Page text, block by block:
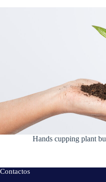
Hands cupping plant
Contactos